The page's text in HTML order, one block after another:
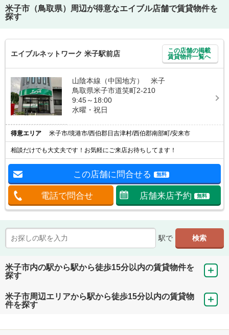
米子市（鳥取県）
周辺が得意なエイブル店舗で賃貸物件を
探す
エイブルネットワーク 米子駅前店
この店舗の掲載
賃貸物件一覧へ
山陰本線（中国地方） 米子
鳥取県米子市道笑町2-210
9:45～18:00
水曜・祝日
得意エリア 米子市/境港市/西伯郡日吉津村/西伯郡南部町/安来市
相談だけでも大丈夫です！お気軽にご来店お待ちしてます！
この店舗に問合せる 無料
電話で問合せ 店舗来店予約 無料
駅で
米子市内の駅から駅から徒歩15分以内の賃貸物件を
探す
米子市周辺エリアから駅から徒歩15分以内の賃貸物
件を探す